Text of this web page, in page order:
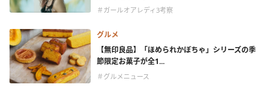
＃ガールオアレディ3考察
グルメ
【無印良品】「ほめられかぼちゃ」シリーズの季
節限定お菓子が全1...
＃グルメニュース